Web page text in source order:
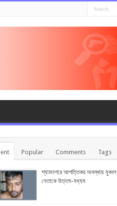
Popular Comments Tags
শ্যামনগরে আপত্তিকর অবস্থায় যুবদল
নেতাকে উত্তম-মধ্যম